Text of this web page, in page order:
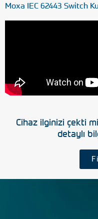
Moxa IEC 62443 Switch
Cihaz ilginizi çekti
detaylı